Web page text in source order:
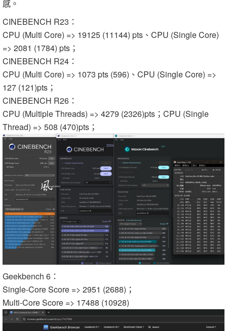
感。
CINEBENCH R23：
CPU (Multi Core) => 19125 (11144) pts、CPU (Single Core)
=> 2081 (1784) pts；
CINEBENCH R24：
CPU (Multi Core) => 1073 pts (596)、CPU (Single Core) =>
127 (121)pts；
CINEBENCH R26：
CPU (Multiple Threads) => 4279 (2326)pts；CPU (Single
Thread) => 508 (470)pts；
Geekbench 6：
Single-Core Score => 2951 (2688)；
Multi-Core Score => 17488 (10928)